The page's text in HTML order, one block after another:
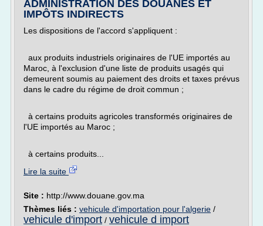
ADMINISTRATION DES DOUANES ET
IMPÔTS INDIRECTS
Les dispositions de l'accord s'appliquent :
aux produits industriels originaires de l'UE importés au
Maroc, à l'exclusion d'une liste de produits usagés qui
demeurent soumis au paiement des droits et taxes prévus
dans le cadre du régime de droit commun ;
à certains produits agricoles transformés originaires de
l'UE importés au Maroc ;
à certains produits...
Lire la suite
Site : http://www.douane.gov.ma
Thèmes liés : vehicule d'importation pour l'algerie /
vehicule d'import / vehicule d import